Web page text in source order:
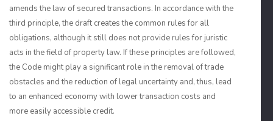
amends the law of secured transactions. In accordance with the
third principle, the draft creates the common rules for all
obligations, although it still does not provide rules for juristic
acts in the field of property law. If these principles are followed,
the Code might play a significant role in the removal of trade
obstacles and the reduction of legal uncertainty and, thus, lead
to an enhanced economy with lower transaction costs and
more easily accessible credit.